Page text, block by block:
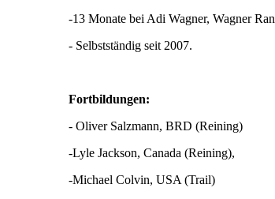
-13 Monate bei Adi Wagner, Wagner
- Selbstständig seit 2007.
Fortbildungen:
- Oliver Salzmann, BRD (Reining)
-Lyle Jackson, Canada (Reining),
-Michael Colvin, USA (Trail)